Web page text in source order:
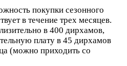
покупки сезонного
в течение трех месяцев.
в 400 дирхамов,
плату в 45 дирхамов
(можно приходить со